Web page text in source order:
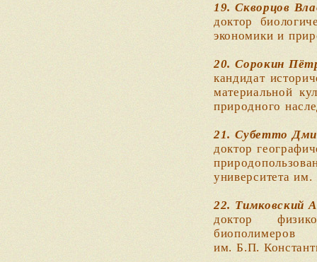
19. Скворцов
доктор
экономики и
20. Сорокин
кандидат
материальной
природного
21. Субетто
доктор
университета
22. Тимковский
доктор
им. Б.П.